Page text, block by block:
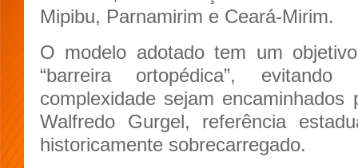
Mipibu, Parnamirim e Ceará-Mirim.
O modelo adotado tem um
“barreira ortopédica”,
complexidade sejam
Walfredo Gurgel, referência
historicamente sobrecarregado.